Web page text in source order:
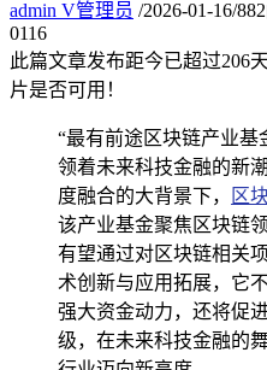
admin V管理员 /2026-01-16/
0116
此篇文章发布距今已超过206
片是否可用！
“最有前途区块链产业基
领着未来科技金融的新
度融合的大背景下，
区
该产业基金聚焦区块链
有望通过对区块链相关
术创新与应用拓展，它
强大资金动力，还将促
级，在未来科技金融的